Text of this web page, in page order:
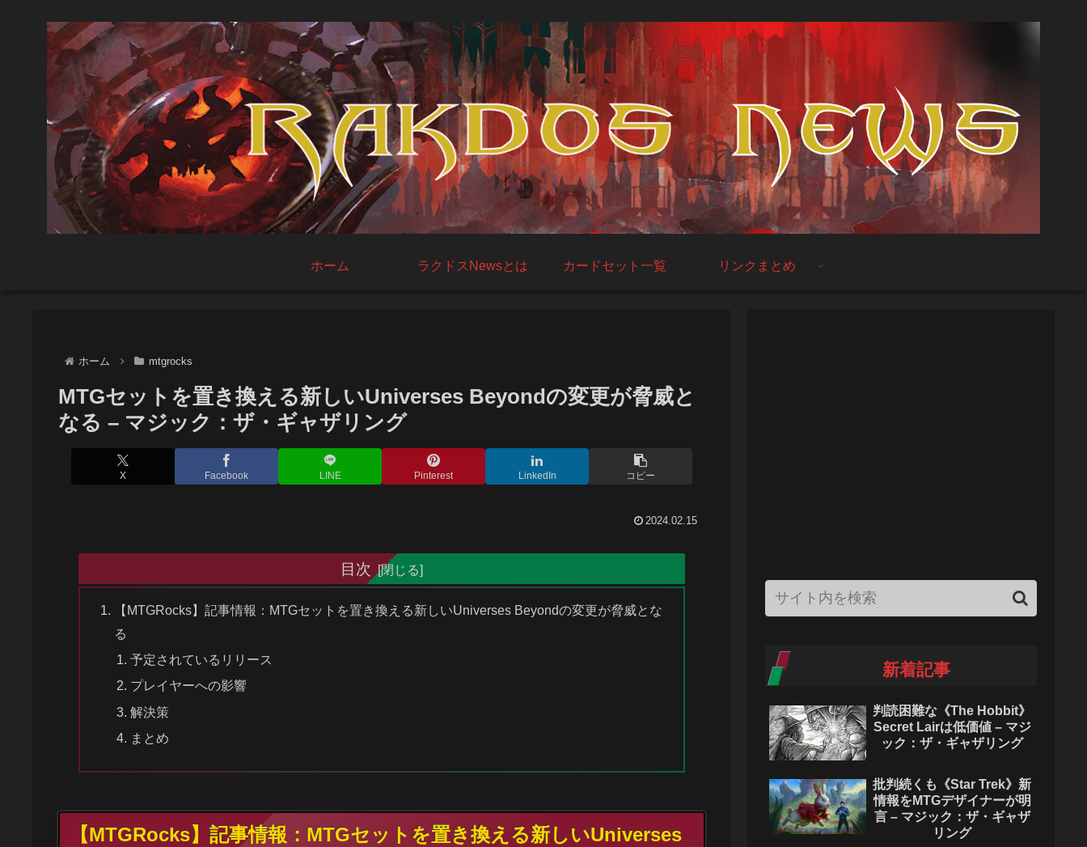
ホーム ラクドスNewsとは カードセット一覧 リンクまとめ
ホーム mtgrocks
MTGセットを置き換える新しいUniverses Beyondの変更が脅威と
なる – マジック：ザ・ギャザリング
X Facebook LINE Pinterest LinkedIn コピー
2024.02.15
目次
【MTGRocks】記事情報：MTGセットを置き換える新しいUniverses Beyondの変更が脅威とな
る
予定されているリリース
プレイヤーへの影響
解決策
まとめ
【MTGRocks】記事情報：MTGセットを置き換える新しいUniverses
新着記事
判読困難な《The Hobbit》
Secret Lairは低価値 – マジ
ック：ザ・ギャザリング
批判続くも《Star Trek》新
情報をMTGデザイナーが明
言 – マジック：ザ・ギャザ
リング